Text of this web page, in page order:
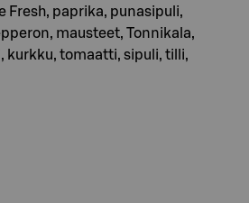
Fresh, paprika, punasipuli,
mausteet, Tonnikala,
kurkku, tomaatti, sipuli, tilli,